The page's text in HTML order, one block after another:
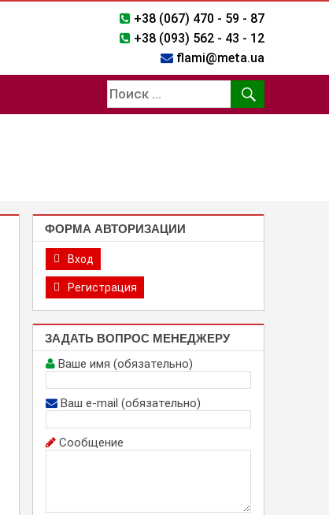
+38 (067) 470 - 59 - 87
+38 (093) 562 - 43 - 12
flami@meta.ua
ФОРМА АВТОРИЗАЦИИ
Вход
Регистрация
ЗАДАТЬ ВОПРОС МЕНЕДЖЕРУ
Ваше имя (обязательно)
Ваш e-mail (обязательно)
Сообщение